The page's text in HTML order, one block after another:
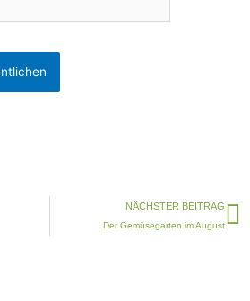
NÄCHSTER BEITRAG
Der Gemüsegarten im August